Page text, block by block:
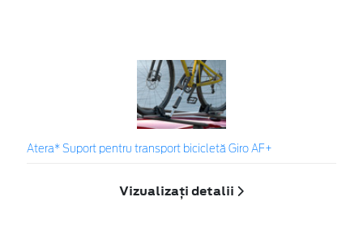
Atera* Suport pentru transport bicicletă Giro AF+
Vizualizați detalii